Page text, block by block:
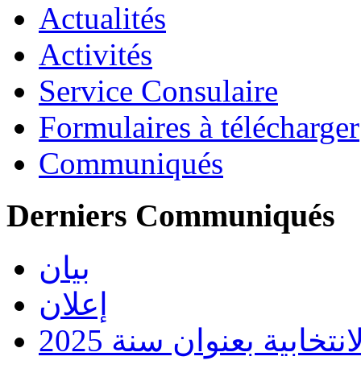
Actualités
Activités
Service Consulaire
Formulaires à télécharger
Communiqués
Derniers Communiqués
بيان
إعلان
بعنوان سنة 2025